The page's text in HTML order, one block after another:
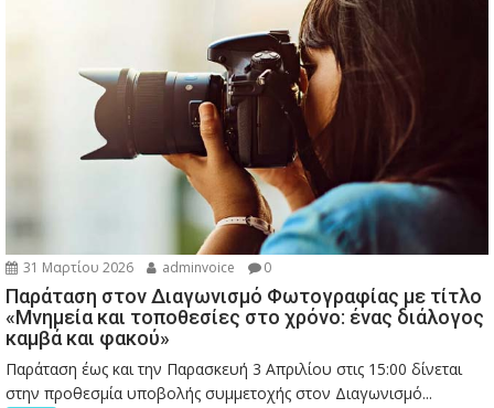
31 Μαρτίου 2026 adminvoice 0
Παράταση στον Διαγωνισμό Φωτογραφίας με τίτλο
«Μνημεία και τοποθεσίες στο χρόνο: ένας διάλογος
καμβά και φακού»
Παράταση έως και την Παρασκευή 3 Απριλίου στις 15:00 δίνεται
στην προθεσμία υποβολής συμμετοχής στον Διαγωνισμό...